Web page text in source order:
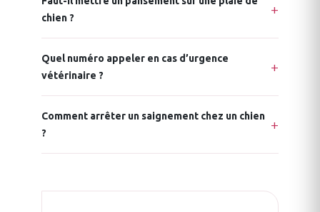
chien ?
Quel numéro appeler en cas d’urgence
vétérinaire ?
Comment arrêter un saignement chez un chien
?